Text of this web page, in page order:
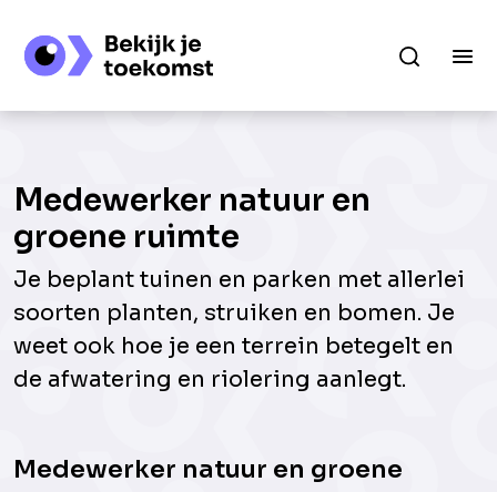
Medewerker natuur en
groene ruimte
Je beplant tuinen en parken met allerlei
soorten planten, struiken en bomen. Je
weet ook hoe je een terrein betegelt en
de afwatering en riolering aanlegt.
Medewerker natuur en groene